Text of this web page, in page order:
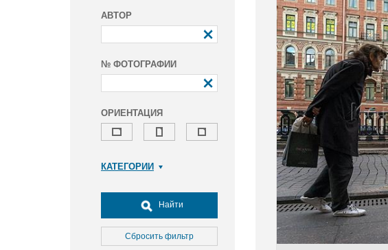
АВТОР
№ ФОТОГРАФИИ
ОРИЕНТАЦИЯ
КАТЕГОРИИ
Досуг, туризм и отдых
Культура
Медицина
Найти
Сбросить фильтр